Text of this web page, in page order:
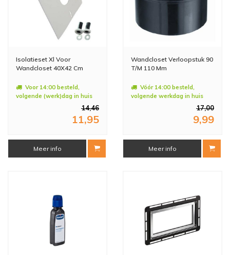
Isolatieset Xl Voor
Wandcloset 40X42 Cm
Voor 14:00 besteld,
volgende (werk)dag in huis
14,46
11,95
Meer info
Wandcloset Verloopstuk 90
T/M 110 Mm
Vóór 14:00 besteld,
volgende werkdag in huis
17,00
9,99
Meer info